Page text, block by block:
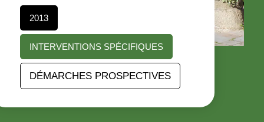
2013
INTERVENTIONS SPÉCIFIQUES
DÉMARCHES PROSPECTIVES